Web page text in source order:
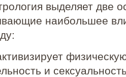
выделяет две
наибольшее
и